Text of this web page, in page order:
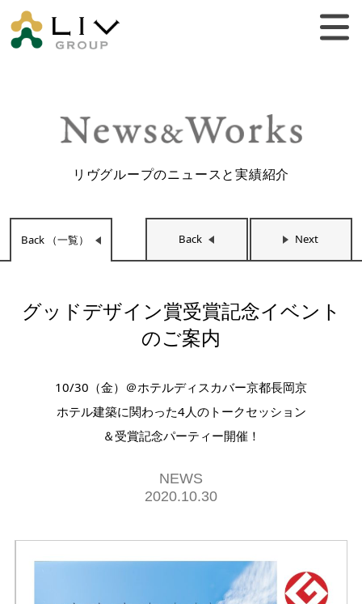
リヴグループのニュースと実績紹介
Back （一覧） Back Next
グッドデザイン賞受賞記念イベント
のご案内
10/30（金）＠ホテルディスカバー京都長岡京
ホテル建築に関わった4人のトークセッション
＆受賞記念パーティー開催！
NEWS
2020.10.30